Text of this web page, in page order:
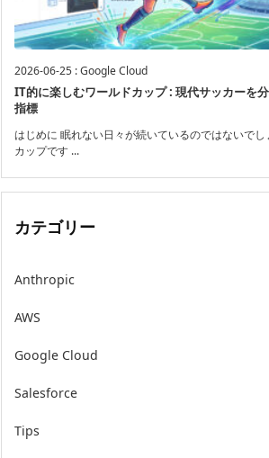
2026-06-25 :Google Cloud
IT的に楽しむワールドカップ : 現代サッカーを
指標
はじめに 眠れない日々が続いているのではないで
カップです ...
カテゴリー
Anthropic
AWS
Google Cloud
Salesforce
Tips